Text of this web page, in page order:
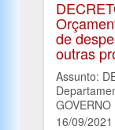
de
outras
Assunto:
16/09/2021